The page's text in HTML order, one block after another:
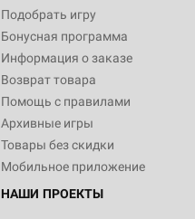
Подобрать игру
Бонусная программа
Информация о заказе
Возврат товара
Помощь с правилами
Архивные игры
Товары без скидки
Мобильное приложение
НАШИ ПРОЕКТЫ